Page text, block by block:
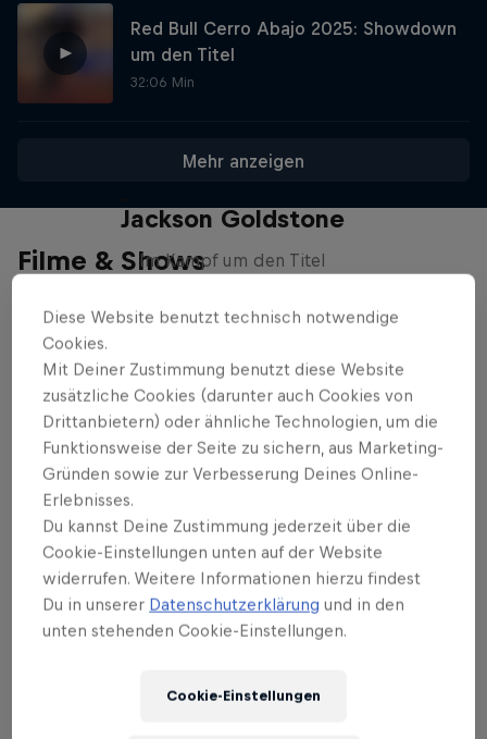
Red Bull Cerro Abajo 2025: Showdown
um den Titel
32:06 Min
Mehr anzeigen
Filme & Shows
Jackson Goldstone
Im Kampf um den Titel
Events
Diese Website benutzt technisch notwendige
Cookies.
Mit Deiner Zustimmung benutzt diese Website
zusätzliche Cookies (darunter auch Cookies von
Drittanbietern) oder ähnliche Technologien, um die
Funktionsweise der Seite zu sichern, aus Marketing-
Gründen sowie zur Verbesserung Deines Online-
Erlebnisses.
Du kannst Deine Zustimmung jederzeit über die
Cookie-Einstellungen unten auf der Website
widerrufen. Weitere Informationen hierzu findest
Du in unserer Datenschutzerklärung und in den
unten stehenden Cookie-Einstellungen.
Cookie-Einstellungen